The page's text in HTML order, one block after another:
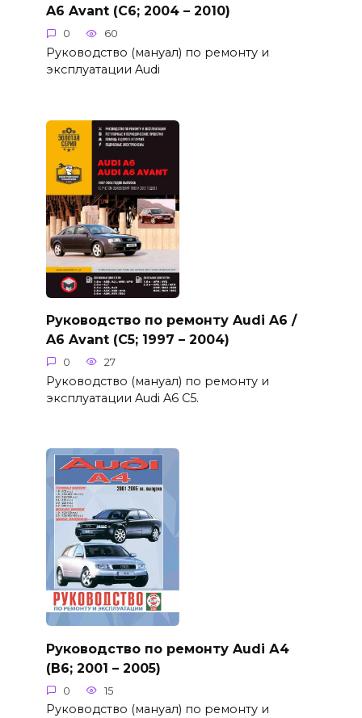
A6 Avant (C6; 2004 – 2010)
0 60
Руководство (мануал) по ремонту и
эксплуатации Audi
Руководство по ремонту Audi A6 /
A6 Avant (C5; 1997 – 2004)
0 27
Руководство (мануал) по ремонту и
эксплуатации Audi A6 C5.
Руководство по ремонту Audi А4
(B6; 2001 – 2005)
0 15
Руководство (мануал) по ремонту и